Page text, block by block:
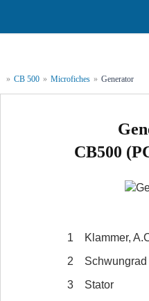
» CB 500 » Microfiches » Generator
CB500
1
Klammer,
2
Schwungrad
3
Stator